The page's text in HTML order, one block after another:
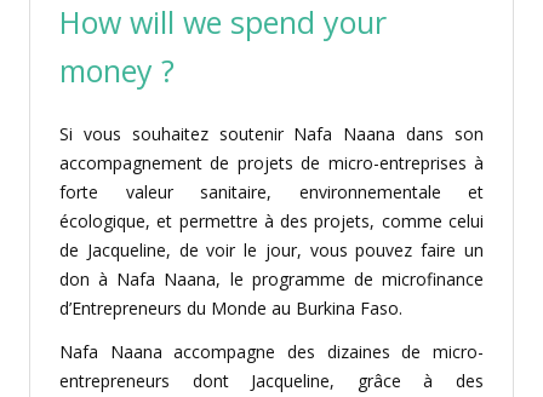
How will we spend your
money ?
Si vous souhaitez soutenir Nafa Naana dans son
accompagnement de projets de micro-entreprises à
forte valeur sanitaire, environnementale et
écologique, et permettre à des projets, comme celui
de Jacqueline, de voir le jour, vous pouvez faire un
don à Nafa Naana, le programme de microfinance
d’Entrepreneurs du Monde au Burkina Faso.
Nafa Naana accompagne des dizaines de micro-
entrepreneurs dont Jacqueline, grâce à des